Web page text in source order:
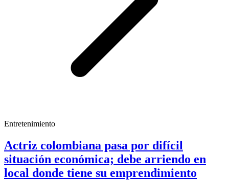
Entretenimiento
Actriz colombiana pasa por difícil
situación económica; debe arriendo en
local donde tiene su emprendimiento